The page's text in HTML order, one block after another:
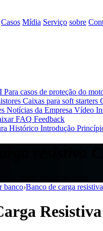
Casos Mídia Serviço sobre
Para casos de proteção do
Caixas para soft starters
Notícias da Empresa Vídeo
FAQ Feedback
Histórico Introdução
banco›Banco de carga